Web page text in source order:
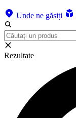
Unde ne găsiți
Rezultate